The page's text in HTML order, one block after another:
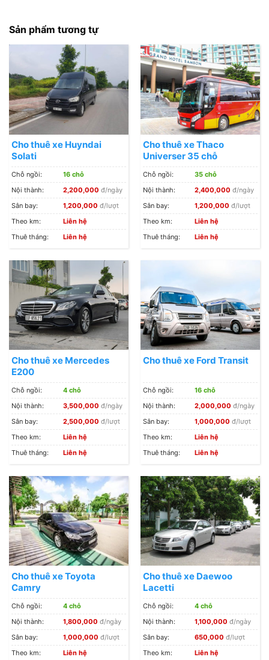
Sản phẩm tương tự
Cho thuê xe Huyndai
Solati
Chỗ ngồi:
16 chỗ
Nội thành:
2,200,000 đ/ngày
Sân bay:
1,200,000 đ/lượt
Theo km:
Liên hệ
Thuê tháng:
Liên hệ
Cho thuê xe Thaco
Universer 35 chỗ
Chỗ ngồi:
35 chỗ
Nội thành:
2,400,000 đ/ngày
Sân bay:
1,200,000 đ/lượt
Theo km:
Liên hệ
Thuê tháng:
Liên hệ
Cho thuê xe Mercedes
E200
Chỗ ngồi:
4 chỗ
Nội thành:
3,500,000 đ/ngày
Sân bay:
2,500,000 đ/lượt
Theo km:
Liên hệ
Thuê tháng:
Liên hệ
Cho thuê xe Ford Transit
Chỗ ngồi:
16 chỗ
Nội thành:
2,000,000 đ/ngày
Sân bay:
1,000,000 đ/lượt
Theo km:
Liên hệ
Thuê tháng:
Liên hệ
Cho thuê xe Toyota
Camry
Chỗ ngồi:
4 chỗ
Nội thành:
1,800,000 đ/ngày
Sân bay:
1,000,000 đ/lượt
Theo km:
Liên hệ
Cho thuê xe Daewoo
Lacetti
Chỗ ngồi:
4 chỗ
Nội thành:
1,100,000 đ/ngày
Sân bay:
650,000 đ/lượt
Theo km:
Liên hệ